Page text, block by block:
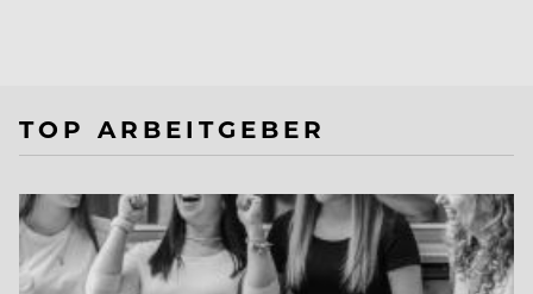
TOP ARBEITGEBER